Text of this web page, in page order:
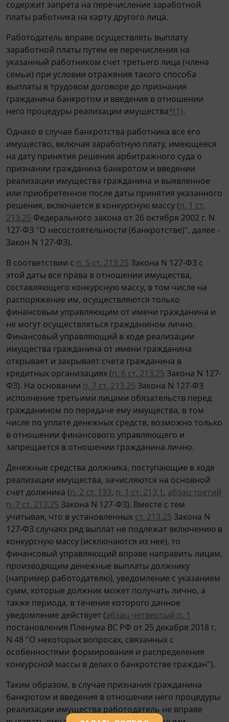
содержит запрета на перечисление заработной
платы работника на карту другого лица.
Работодатель вправе осуществлять выплату
заработной платы путем ее перечисления на
указанный работником счет третьего лица (члена
семьи) при условии отражения такого способа
выплаты в трудовом договоре до признания
гражданина банкротом и введения в отношении
него процедуры реализации имущества*(1).
Однако в случае банкротства работника все его
имущество, включая заработную плату, имеющееся
на дату принятия решения арбитражного суда о
признании гражданина банкротом и введении
реализации имущества гражданина и выявленное
или приобретенное после даты принятия указанного
решения, включается в конкурсную массу (п. 1 ст.
213.25 Федерального закона от 26 октября 2002 г. N
127-ФЗ "О несостоятельности (банкротстве)", далее -
Закон N 127-ФЗ).
В соответствии с п. 5 ст. 213.25 Закона N 127-ФЗ с
этой даты все права в отношении имущества,
составляющего конкурсную массу, в том числе на
распоряжение им, осуществляются только
финансовым управляющим от имени гражданина и
не могут осуществляться гражданином лично.
Финансовый управляющий в ходе реализации
имущества гражданина от имени гражданина
открывает и закрывает счета гражданина в
кредитных организациях (п. 6 ст. 213.25 Закона N 127-
ФЗ). На основании п. 7 ст. 213.25 Закона N 127-ФЗ
исполнение третьими лицами обязательств перед
гражданином по передаче ему имущества, в том
числе по уплате денежных средств, возможно только
в отношении финансового управляющего и
запрещается в отношении гражданина лично.
Денежные средства должника, поступающие в ходе
реализации имущества, зачисляются на основной
счет должника (п. 2 ст. 133, п. 1 ст. 213.1, абзац третий
п. 7 ст. 213.25 Закона N 127-ФЗ). Вместе с тем
учитывая, что в установленных ст. 213.25 Закона N
127-ФЗ случаях ряд выплат не подлежат включению в
конкурсную массу (исключаются из нее), то
финансовый управляющий вправе направить лицам,
производящим денежные выплаты должнику
(например работодателю), уведомление с указанием
сумм, которые должник может получать лично, а
также периода, в течение которого данное
уведомление действует (абзац четвертый п. 1
постановления Пленума ВС РФ от 25 декабря 2018 г.
N 48 "О некоторых вопросах, связанных с
особенностями формирования и распределения
конкурсной массы в делах о банкротстве граждан").
Таким образом, в случае признания гражданина
банкротом и введения в отношении него процедуры
реализации имущества работодатель не вправе